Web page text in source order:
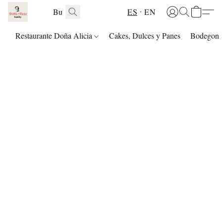
ES EN
Restaurante Doña Alicia Cakes, Dulces y Panes Bodegon